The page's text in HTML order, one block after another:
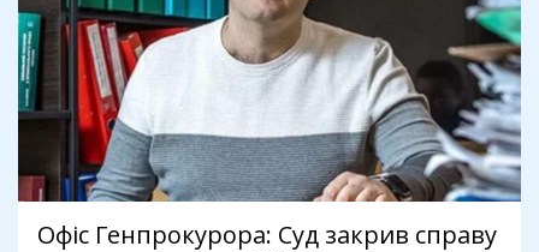
Офіс Генпрокурора: Суд закрив справу